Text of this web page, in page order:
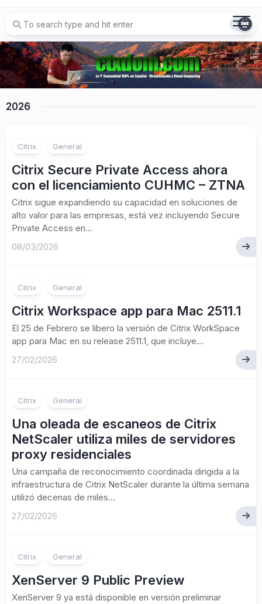
content
2026
Citrix General
Citrix Secure Private Access ahora
con el licenciamiento CUHMC – ZTNA
Citrix sigue expandiendo su capacidad en soluciones de
alto valor para las empresas, está vez incluyendo Secure
Private Access en...
08/03/2026
Citrix General
Citrix Workspace app para Mac 2511.1
El 25 de Febrero se libero la versión de Citrix WorkSpace
app para Mac en su release 2511.1, que incluye...
27/02/2026
Citrix General
Una oleada de escaneos de Citrix
NetScaler utiliza miles de servidores
proxy residenciales
Una campaña de reconocimiento coordinada dirigida a la
infraestructura de Citrix NetScaler durante la última semana
utilizó decenas de miles...
27/02/2026
Citrix General
XenServer 9 Public Preview
XenServer 9 ya está disponible en versión preliminar